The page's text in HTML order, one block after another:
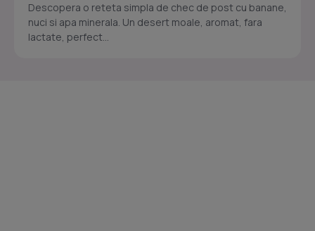
Descopera o reteta simpla de chec de post cu banane,
nuci si apa minerala. Un desert moale, aromat, fara
lactate, perfect...